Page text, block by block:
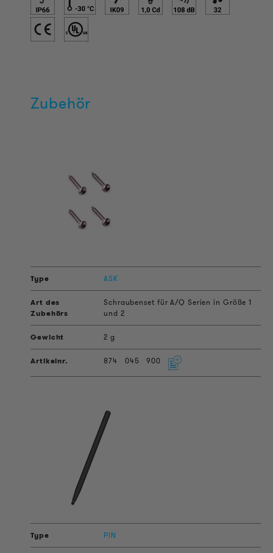
Zubehör
ASK
Schraubenset für A/Q Serien in Größe 1
und 2
2 g
874 045 900
PIN